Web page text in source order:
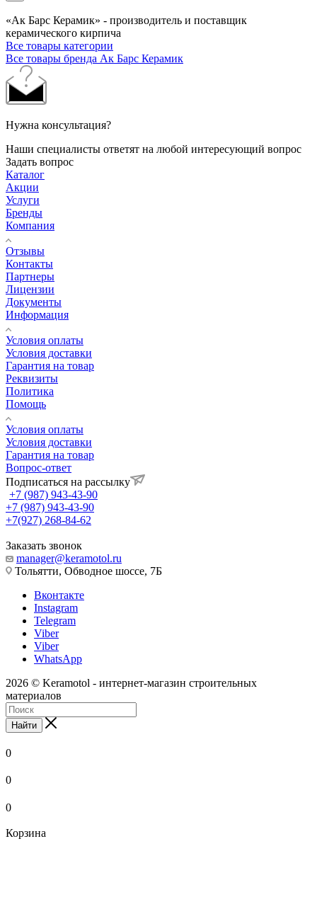
«Ак Барс Керамик» - производитель и поставщик
керамического кирпича
Все товары категории
Все товары бренда Ак Барс Керамик
Нужна консультация?
Наши специалисты ответят на любой интересующий вопрос
Задать вопрос
Каталог
Акции
Услуги
Бренды
Компания
Отзывы
Контакты
Партнеры
Лицензии
Документы
Информация
Условия оплаты
Условия доставки
Гарантия на товар
Реквизиты
Политика
Помощь
Условия оплаты
Условия доставки
Гарантия на товар
Вопрос-ответ
Подписаться на рассылку
+7 (987) 943-43-90
+7 (987) 943-43-90
+7(927) 268-84-62
Заказать звонок
manager@keramotol.ru
Тольятти, Обводное шоссе, 7Б
Вконтакте
Instagram
Telegram
Viber
Viber
WhatsApp
2026 © Keramotol - интернет-магазин строительных
материалов
Найти
0
0
0
Корзина